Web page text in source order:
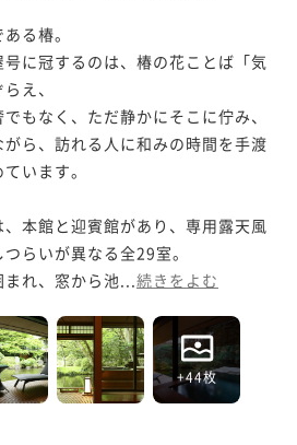
る椿。
に冠するのは、椿の花ことば「気
え、
もなく、ただ静かにそこに佇み、
ら、訪れる人に和みの時間を手渡
います。
本館と迎賓館があり、専用露天風
らいが異なる全29室。
れ、窓から池... 続きをよむ
+44枚